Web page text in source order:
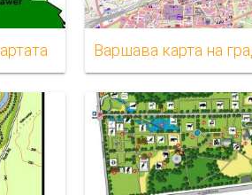
Варшава карта на